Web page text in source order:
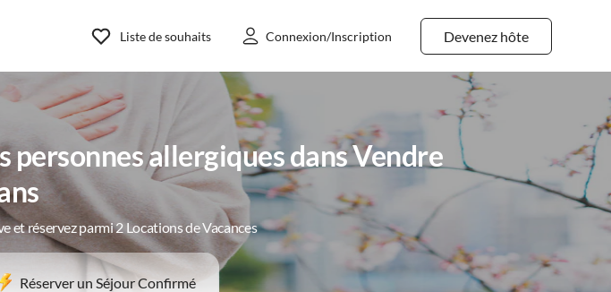
Devenez hôte
Liste de souhaits Connexion/Inscription
allergiques dans Vendre
et réservez parmi 2 Locations de Vacances
Réserver un Séjour Confirmé